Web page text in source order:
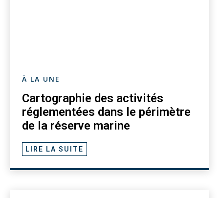
À LA UNE
Cartographie des activités
réglementées dans le périmètre
de la réserve marine
LIRE LA SUITE